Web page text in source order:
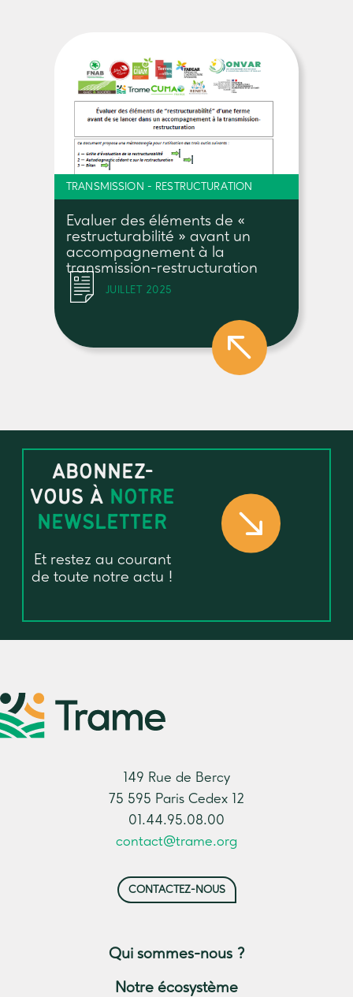
TRANSMISSION - RESTRUCTURATION
Evaluer des éléments de «
restructurabilité » avant un
accompagnement à la
transmission-restructuration
JUILLET 2025
ABONNEZ-
VOUS À NOTRE
NEWSLETTER
Et restez au courant
de toute notre actu !
149 Rue de Bercy
75 595 Paris Cedex 12
01.44.95.08.00
contact@trame.org
CONTACTEZ-NOUS
Qui sommes-nous ?
Notre écosystème